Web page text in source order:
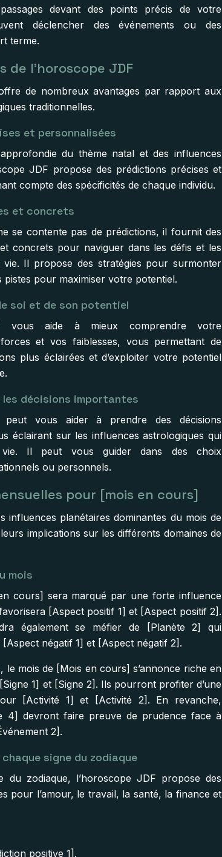
devant des points précis de votre
déclencher des événements ou des
terme.
de l’horoscope JDF
de nombreux avantages par rapport aux
traditionnelles.
et personnalisées
du thème natal et des influences
JDF propose des prédictions précises et
compte des spécificités de chaque individu.
et concrets
se contente pas de prédictions, il fournit des
concrets pour naviguer dans les défis et les
Il propose des stratégies pour surmonter
pistes pour maximiser votre potentiel.
soi et de son potentiel
vous aide à mieux comprendre votre
et vos faiblesses, vous permettant de
plus éclairées et d’exploiter votre potentiel
décisions importantes
peut vous aider à prendre des décisions
éclairant sur les influences astrologiques qui
vie. Il peut vous guider dans des choix
ou personnels.
pour [mois en cours]
influences planétaires dominantes du mois de
implications sur les différents domaines de
mois
cours] sera marqué par une forte influence
[Aspect positif 1] et [Aspect positif 2].
également se méfier de [Planète 2] qui
négatif 1] et [Aspect négatif 2].
, le mois de [Mois en cours] s’annonce riche en
1] et [Signe 2]. Ils pourront profiter d’une
[Activité 1] et [Activité 2]. En revanche,
4] devront faire preuve de prudence face à
2].
signe du zodiaque
du zodiaque, l’horoscope JDF propose des
pour l’amour, le travail, la santé, la finance et
positive 1].